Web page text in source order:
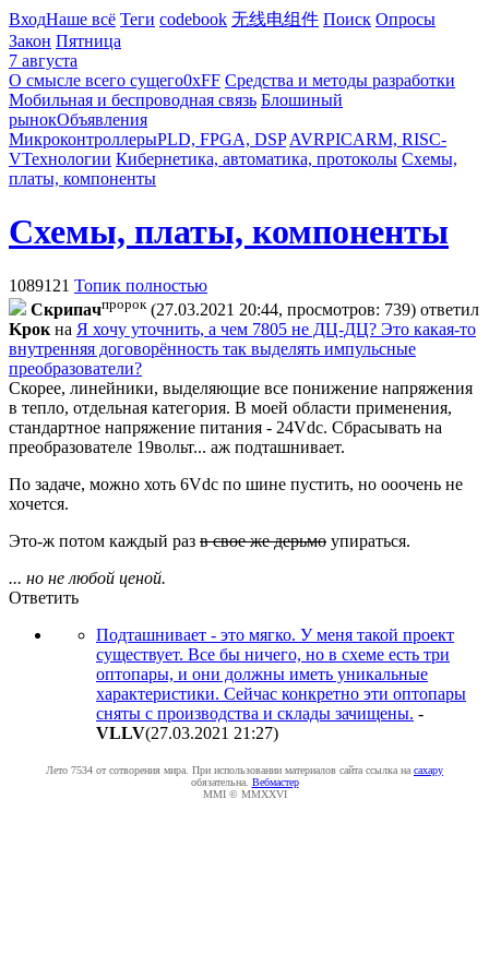
ВходНаше всё Теги codebook 无线电组件 Поиск Опросы
Закон Пятница
7 августа
О смысле всего сущего0xFF Средства и методы разработки
Мобильная и беспроводная связь Блошиный
рынокОбъявления
МикроконтроллерыPLD, FPGA, DSP AVRPICARM, RISC-
VТехнологии Кибернетика, автоматика, протоколы Схемы,
платы, компоненты
Схемы, платы, компоненты
1089121 Топик полностью
Cкpипaчпророк (27.03.2021 20:44, просмотров: 739) ответил
Kpoк на Я хочу уточнить, а чем 7805 не ДЦ-ДЦ? Это какая-то
внутренняя договорённость так выделять импульсные
преобразователи?
Скорее, линейники, выделяющие все понижение напряжения
в тепло, отдельная категория. В моей области применения,
стандартное напряжение питания - 24Vdc. Сбрасывать на
преобразователе 19вольт... аж подташнивает.
По задаче, можно хоть 6Vdc по шине пустить, но ооочень не
хочется.
Это-ж потом каждый раз в свое же дерьмо упираться.
... но не любой ценой.
Ответить
Подташнивает - это мягко. У меня такой проект
существует. Все бы ничего, но в схеме есть три
оптопары, и они должны иметь уникальные
характеристики. Сейчас конкретно эти оптопары
сняты с производства и склады зачищены. -
VLLV(27.03.2021 21:27)
Лето 7534 от сотворения мира. При использовании материалов сайта ссылка на caxapу
обязательна. Вебмастер
MMI © MMXXVI